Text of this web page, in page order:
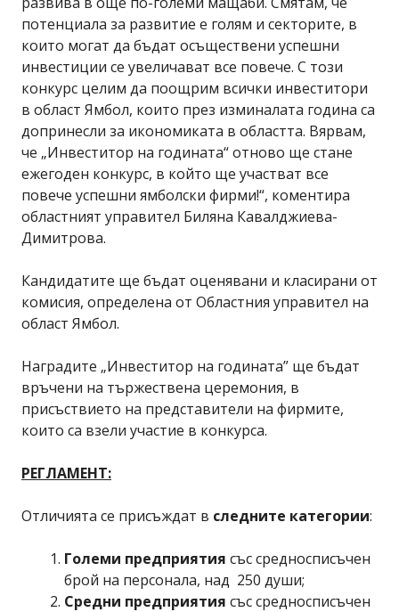
потенциала за развитие е голям и секторите, в
които могат да бъдат осъществени успешни
инвестиции се увеличават все повече. С този
конкурс целим да поощрим всички инвеститори
в област Ямбол, които през изминалата година са
допринесли за икономиката в областта. Вярвам,
че „Инвеститор на годината“ отново ще стане
ежегоден конкурс, в който ще участват все
повече успешни ямболски фирми!“, коментира
областният управител Биляна Кавалджиева-
Димитрова.
Кандидатите ще бъдат оценявани и класирани от
комисия, определена от Областния управител на
област Ямбол.
Наградите „Инвеститор на годината” ще бъдат
връчени на тържествена церемония, в
присъствието на представители на фирмите,
които са взели участие в конкурса.
РЕГЛАМЕНТ:
Отличията се присъждат в следните категории:
Големи предприятия със средносписъчен
брой на персонала, над 250 души;
Средни предприятия със средносписъчен